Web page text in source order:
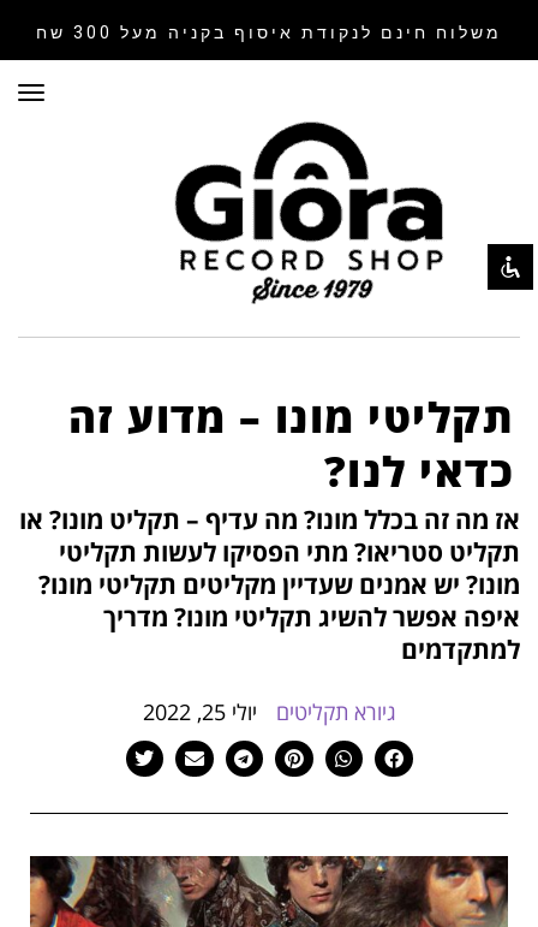
השבת את ההבזקים
סמן כותרות
צבע רקע
זום (הקטנה)
spellcheck גופן קריא
brightness_high ניגודיות בהירה
brightness_low ניגודיות כהה
format_underlined הוסף קו תחתון לקישורים
font_download סמן קישורים
כל
משלוח חינם לנקודת איסוף בקניה מעל 300 שח
תקליטי מונו – מדוע זה
כדאי לנו?
אז מה זה בכלל מונו? מה עדיף – תקליט מונו? או
תקליט סטריאו? מתי הפסיקו לעשות תקליטי
מונו? יש אמנים שעדיין מקליטים תקליטי מונו?
איפה אפשר להשיג תקליטי מונו? מדריך
למתקדמים
גיורא תקליטים יולי 25, 2022